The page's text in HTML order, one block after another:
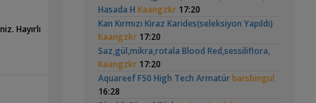
Hayırlı
Dıy - Akvaryum Aydınlatması Hakkında
BilgiMinics,01:42
Yeni Üye Forumu
130 Lt 50+ Lepistes İçin8.500 Tl Bütçeli
DışfiltreSerpent
Yeni Üye Forumu
Catappa Yetişiyorum
Yavruları
(4)
Betta Antuta
30x20x20 Ramshorn
Akvaryumu
Hasada H Kaangzkr 17:20
Kan Kırmızı Kiraz Karides(seleksiyon Yapıldı)
Kaangzkr 17:20
Saz,gül,mikra,rotala Blood Red,sessiliflora,
Kaangzkr 17:20
Aquareef F50 High Tech Armatür barsbingul
16:28